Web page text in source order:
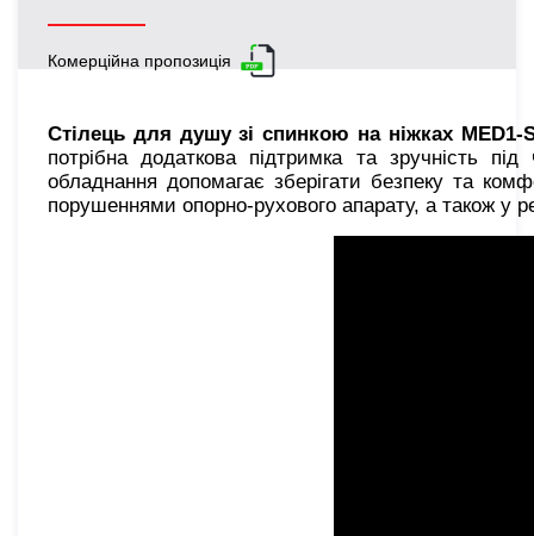
Комерційна пропозиція
Стілець для душу зі спинкою на ніжках MED1-
потрібна додаткова підтримка та зручність
обладнання допомагає зберігати безпеку та
порушеннями опорно-рухового апарату, а також у